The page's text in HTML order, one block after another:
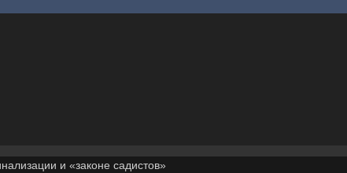
и «законе садистов»